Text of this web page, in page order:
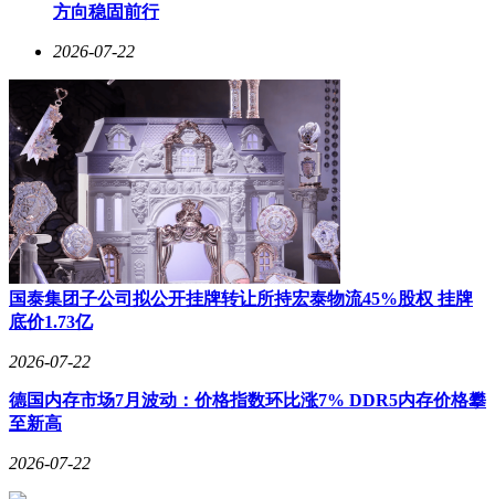
方向稳固前行
2026-07-22
国泰集团子公司拟公开挂牌转让所持宏泰物流45%股权 挂牌
底价1.73亿
2026-07-22
德国内存市场7月波动：价格指数环比涨7% DDR5内存价格攀
至新高
2026-07-22